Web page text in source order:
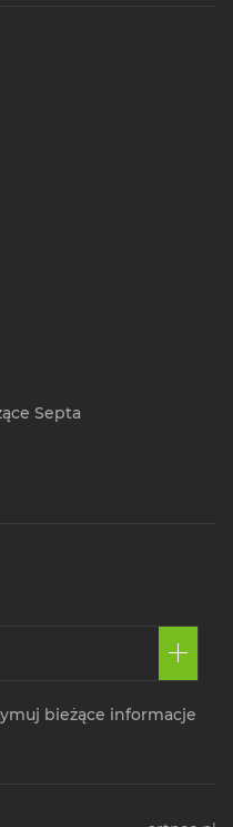
Septa
bieżące informacje